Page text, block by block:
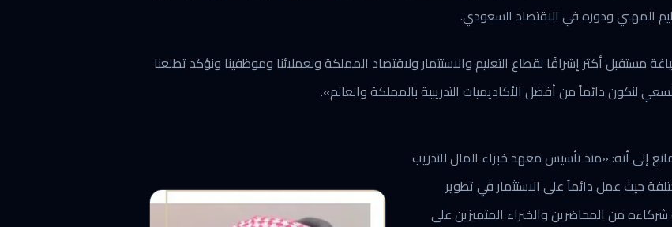
مستقبل أكثر إشراقًا لقطاع التعليم والاستثمار ولاقتصاد المملكة ولعملائنا وموظفينا ونؤكد تطلعنا
لنكون دائماً من أفضل الأكاديميات التدريبية بالمملكة والعالم».
إلى أنه: «منذ تأسيس معهد خبراء المال للتدريب
2005، كانت رؤيته مختلفة حيث عمل دائماً على الاستثمار في تطوير
شركاءه من المحاضرين والخبراء المتميزين على